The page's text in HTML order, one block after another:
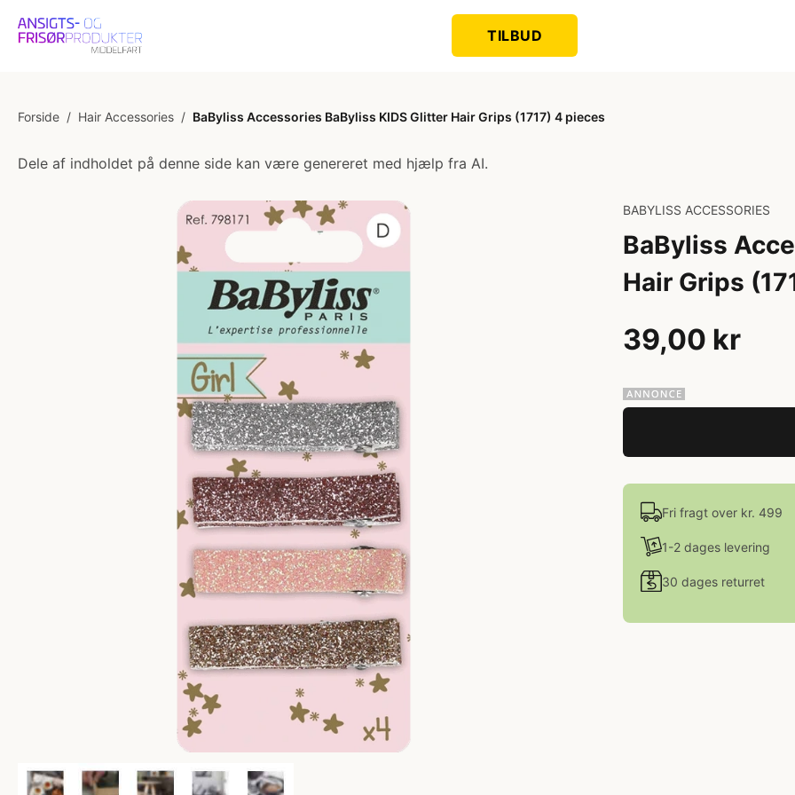
TILBUD
Forside / Hair Accessories / BaByliss Accessories BaByliss KIDS Glitter Hair Grips (1717) 4 pieces
Dele af indholdet på denne side kan være genereret med hjælp fra AI.
BABYLISS ACCESSORIES
BaByliss
Hair Grips
39,00 kr
Fri fragt over kr. 499
1-2 dages levering
30 dages returret